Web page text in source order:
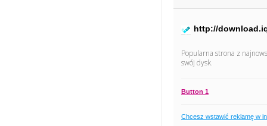
http://
Popularna strona z
swój dysk.
Button 1
Chcesz wstawić reklamę w